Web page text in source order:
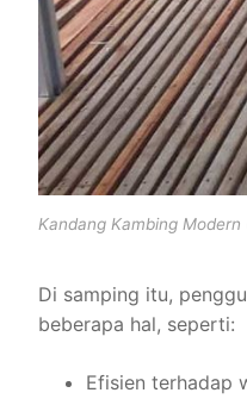
Kandang Kambing
Di samping itu,
beberapa hal, seperti:
Efisien terhadap